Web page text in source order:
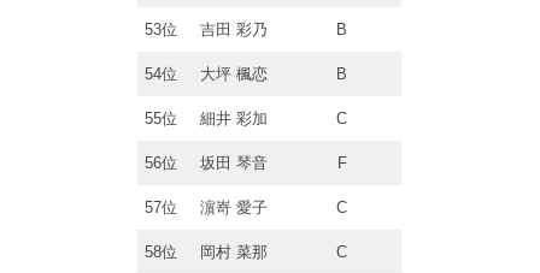
53位 吉田 彩乃 B
54位 大坪 楓恋 B
55位 細井 彩加 C
56位 坂田 琴音 F
57位 濵嵜 愛子 C
58位 岡村 菜那 C